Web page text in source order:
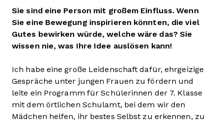
Sie sind eine Person mit großem Einfluss. Wenn
Sie eine Bewegung inspirieren könnten, die viel
Gutes bewirken würde, welche wäre das? Sie
wissen nie, was Ihre Idee auslösen kann!
Ich habe eine große Leidenschaft dafür, ehrgeizige
Gespräche unter jungen Frauen zu fördern und
leite ein Programm für Schülerinnen der 7. Klasse
mit dem örtlichen Schulamt, bei dem wir den
Mädchen helfen, ihr bestes Selbst zu erkennen, zu